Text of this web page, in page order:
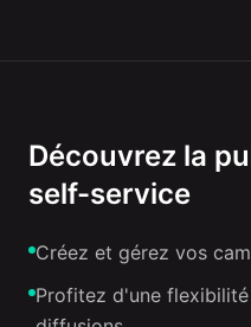
Découvrez la
self-service
Créez et gérez vos
Profitez d'une